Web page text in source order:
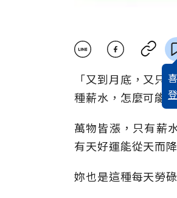
「又到月底，又
種薪水，怎麼可能
萬物皆漲，只有薪
有天好運能從天而
妳也是這種每天勞